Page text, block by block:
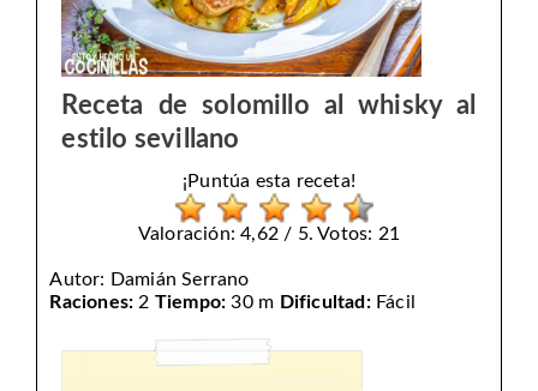
Receta de solomillo al whisky al
estilo sevillano
¡Puntúa esta receta!
Valoración: 4,62 / 5. Votos: 21
Autor: Damián Serrano
Raciones: 2 Tiempo: 30 m Dificultad:Fácil